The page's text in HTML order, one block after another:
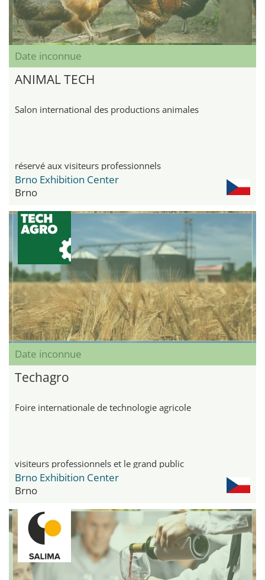
Date inconnue
ANIMAL TECH
Salon international des productions animales
réservé aux visiteurs professionnels
Brno Exhibition Center
Brno
Date inconnue
Techagro
Foire internationale de technologie agricole
visiteurs professionnels et le grand public
Brno Exhibition Center
Brno